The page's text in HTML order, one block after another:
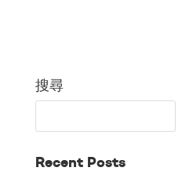
搜尋
Recent Posts